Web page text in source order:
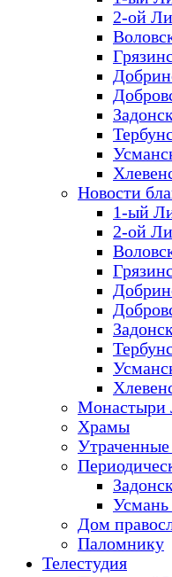
2-ой
Новости
1-ый
2-ой
Монастыри
Храмы
Усмань
Дом
Паломнику
Телестудия